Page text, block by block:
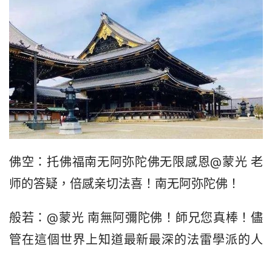
佛空：托佛福南无阿弥陀佛无限感恩@蒙光 老
师的答疑，倍感亲切法喜！南无阿弥陀佛！
般若：@蒙光 南無阿彌陀佛！師兄您真棒！儘
管在這個世界上知道最新最深的法雷學派的人